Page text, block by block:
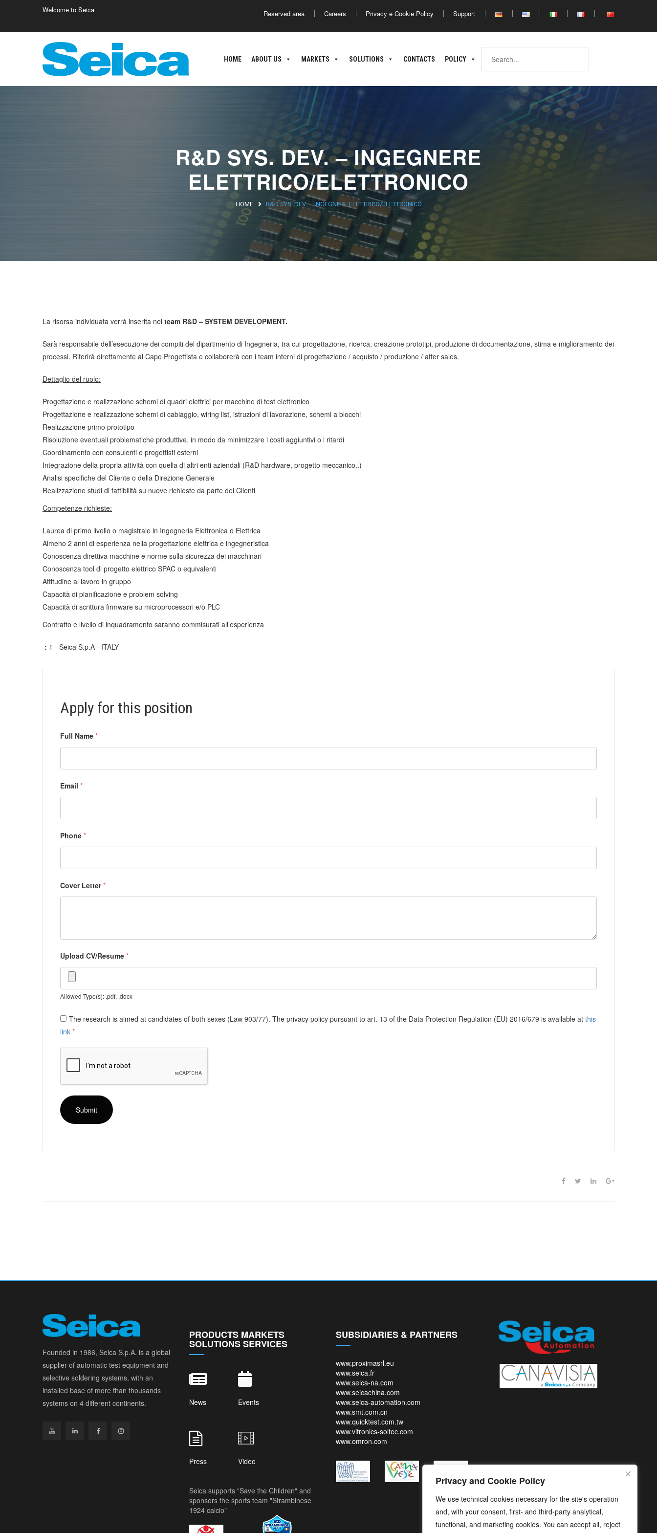
Privacy and Cookie Policy
We use technical cookies necessary for the site's operation
and, with your consent, first- and third-party analytical,
functional, and marketing cookies. You can accept all, reject
Europe
Italy
Germany
America Asia Africa
Welcome to Seica Reserved area Careers Privacy e Cookie Policy Support
HOME ABOUT US MARKETS SOLUTIONS CONTACTS POLICY
R&D SYS. DEV. – INGEGNERE
ELETTRICO/ELETTRONICO
HOME R&D SYS. DEV. – INGEGNERE ELETTRICO/ELETTRONICO
La risorsa individuata verrà inserita nel team R&D – SYSTEM DEVELOPMENT.
Sarà responsabile dell’esecuzione dei compiti del dipartimento di Ingegneria, tra cui progettazione, ricerca, creazione prototipi, produzione di documentazione, stima e miglioramento dei
processi. Riferirà direttamente al Capo Progettista e collaborerà con i team interni di progettazione / acquisto / produzione / after sales.
Dettaglio del ruolo:
Progettazione e realizzazione schemi di quadri elettrici per macchine di test elettronico
Progettazione e realizzazione schemi di cablaggio, wiring list, istruzioni di lavorazione, schemi a blocchi
Realizzazione primo prototipo
Risoluzione eventuali problematiche produttive, in modo da minimizzare i costi aggiuntivi o i ritardi
Coordinamento con consulenti e progettisti esterni
Integrazione della propria attività con quella di altri enti aziendali (R&D hardware, progetto meccanico..)
Analisi specifiche del Cliente o della Direzione Generale
Realizzazione studi di fattibilità su nuove richieste da parte dei Clienti
Competenze richieste:
Laurea di primo livello o magistrale in Ingegneria Elettronica o Elettrica
Almeno 2 anni di esperienza nella progettazione elettrica e ingegneristica
Conoscenza direttiva macchine e norme sulla sicurezza dei macchinari
Conoscenza tool di progetto elettrico SPAC o equivalenti
Attitudine al lavoro in gruppo
Capacità di pianificazione e problem solving
Capacità di scrittura firmware su microprocessori e/o PLC
Contratto e livello di inquadramento saranno commisurati all’esperienza
: 1 - Seica S.p.A - ITALY
Apply for this position
Full Name *
Email *
Phone *
Cover Letter*
Upload CV/Resume *
Allowed Type(s): .pdf, .docx
The research is aimed at candidates of both sexes (Law 903/77). The privacy policy pursuant to art. 13 of the Data Protection Regulation (EU) 2016/679 is available at this
link *
Founded in 1986, Seica S.p.A. is a global
supplier of automatic test equipment and
selective soldering systems, with an
installed base of more than thousands
systems on 4 different continents.
PRODUCTS MARKETS
SOLUTIONS SERVICES
News Events
Press Video
Seica supports "Save the Children" and
sponsors the sports team "Strambinese
1924 calcio"
SUBSIDIARIES & PARTNERS
www.proximasrl.eu
www.seica.fr
www.seica-na.com
www.seicachina.com
www.seica-automation.com
www.smt.com.cn
www.quicktest.com.tw
www.vitronics-soltec.com
www.omron.com